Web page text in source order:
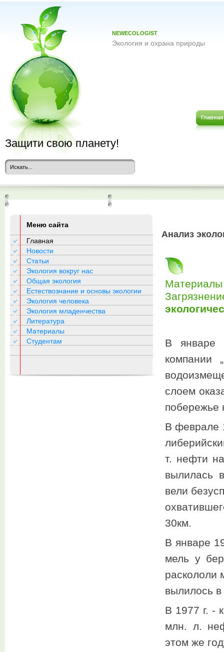
NEWECOLOGIST
Экология и охрана природы
Главная
Защити свою планету!
Меню сайта
Главная
Новости
Статьи
Экология вокруг нас
Общая экология
Естествознание и основы экологии
Экология человека
Экология младенчества
Литература
Материалы
Студентам
Анализ
Материалы
В январе
компании
слоем
побережье
В феврале
т. нефти
вылилась
вели
30км.
В январе
мель у
раскололи
вылилось
В 1977 г. -
млн. л.
этом же